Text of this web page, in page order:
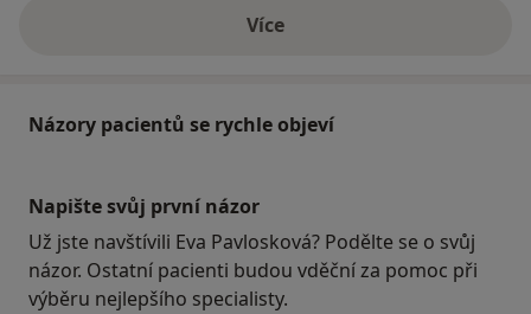
Víceo adrese
Názory pacientů se rychle objeví
Napište svůj první názor
Už jste navštívili Eva Pavlosková? Podělte se o svůj
názor. Ostatní pacienti budou vděční za pomoc při
výběru nejlepšího specialisty.